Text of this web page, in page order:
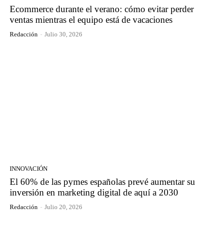
Ecommerce durante el verano: cómo evitar perder
ventas mientras el equipo está de vacaciones
Redacción - Julio 30, 2026
INNOVACIÓN
El 60% de las pymes españolas prevé aumentar su
inversión en marketing digital de aquí a 2030
Redacción - Julio 20, 2026